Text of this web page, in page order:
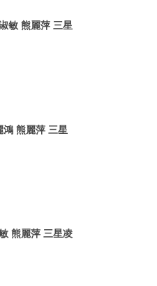
敏 熊麗萍 三星
鴻 熊麗萍 三星
熊麗萍 三星凌